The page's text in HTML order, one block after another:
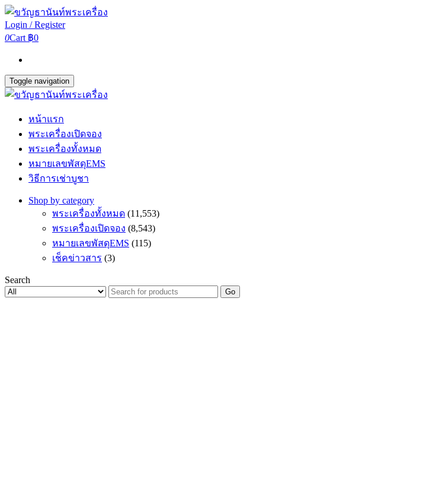
Login / Register
0Cart ฿0
Toggle navigation
หน้าแรก
พระเครื่องเปิดจอง
พระเครื่องทั้งหมด
หมายเลขพัสดุEMS
วิธีการเช่าบูชา
Shop by category
พระเครื่องทั้งหมด (11,553)
พระเครื่องเปิดจอง (8,543)
หมายเลขพัสดุEMS (115)
เช็คข่าวสาร (3)
Search
Go